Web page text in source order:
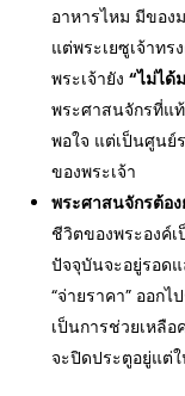
อาหารไหม มีของ
แต่พระเยซูเจ้าท
พระเจ้ายัง“ไม่ได้
พระศาสนจักรที่แ
พอใจ แต่เป็นศูนย์
ของพระเจ้า
พระศาสนจักรต้อ
ชีวิตของพระองค์
ปัจจุบันจะอยู่รอดแ
“จ่ายราคา” ออก
เป็นการช่วยเหลื
จะปิดประตูอยู่แต่